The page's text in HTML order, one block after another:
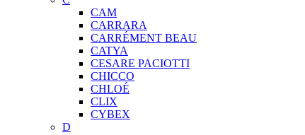
CAM
CARRARA
CARRÉMENT BEAU
CATYA
CESARE PACIOTTI
CHICCO
CHLOÉ
CLIX
CYBEX
D